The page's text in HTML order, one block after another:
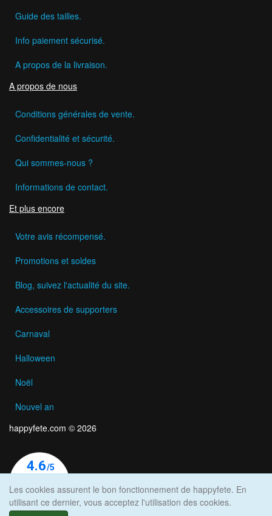
Guide des tailles.
Info paiement sécurisé.
A propos de la livraison.
A propos de nous
Conditions générales de vente.
Confidentialité et sécurité.
Qui sommes-nous ?
Informations de contact.
Et plus encore
Votre avis récompensé.
Promotions et soldes
Blog, suivez l'actualité du site.
Accessoires de supporters
Carnaval
Halloween
Noël
Nouvel an
happyfete.com © 2026
Les cookies assurent le bon fonctionnement de happyfete. En
utilisant ce dernier, vous acceptez l'utilisation des cookies.